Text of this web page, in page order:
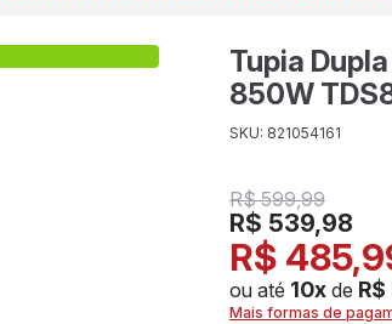
Tupia
850W
SKU: 821054161
R$ 599,99
R$ 539,98
R$
ou até 10x de
Mais formas de